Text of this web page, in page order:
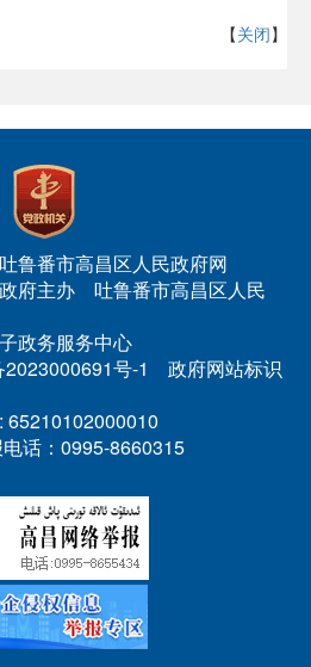
【关闭】
鲁番市高昌区人民政府网
府主办 吐鲁番市高昌区人民
政务服务中心
2023000691号-1 政府网站标识
65210102000010
话：0995-8660315